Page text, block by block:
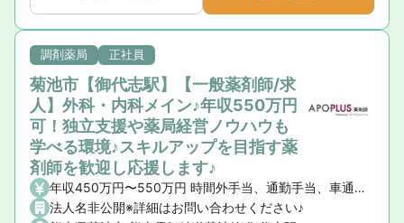
調剤薬局 正社員
菊池市【御代志駅】【一般薬剤師/求
人】外科・内科メイン♪年収550万円
可！独立支援や薬局経営ノウハウも
学べる環境♪スキルアップを目指す薬
剤師を歓迎し応援します♪
年収450万円〜550万円 時間外手当、通勤手当、車通勤手当（駐車場・ガソリン代）、職務手当、管理薬剤師手当、薬剤師手当、資格手当、皆勤手当
法人名非公開※詳細はお問い合わせください♪